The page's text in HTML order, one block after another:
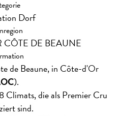
Dorf
CÔTE DE BEAUNE
de Beaune, in Côte-d'Or
).
Climats, die als Premier Cru
sind.